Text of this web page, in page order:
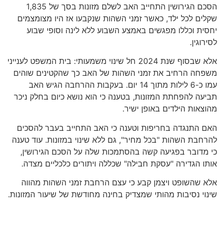
הסכם הגירושין התחייב האב לשלם מזונות בסך של 1,835
שקלים לכל ילד, כאשר זמני השהות שנקבעו אז היו מצומצמים
יחסית וכללו מפגשים באמצע השבוע ללא לינה וסופי שבוע
לסירוגין.
אלא שבסוף שנת 2024 חל שינוי משמעותי: בית המשפט לענייני
משפחה הרחיב את זמני השהות של האב כך שהקטינים שוהים
עמו כ-6 לילות מתוך 14 יום. בעקבות ההרחבה הגיש האב
תביעה להפחתת המזונות, בטענה כי הוא נושא כיום בחלק ניכר
מהוצאות הילדים באופן ישיר.
האם התנגדה בחריפות וטענה כי האב התחייב בעבר להסכים
להרחבת השהות "בכל מחיר", גם ללא שינוי במזונות. עוד טענה
כי מדובר בפגיעה קשה בהסתמכות שלה על הסכם הגירושין,
אותו הגדירה "עסקת חבילה" שכללה ויתורים כלכליים מצדה.
אלא שהשופט ויצמן קבע כי עצם הרחבת זמני השהות מהווה
שינוי נסיבות מהותי שמצדיק בחינה מחודשת של שיעור המזונות.